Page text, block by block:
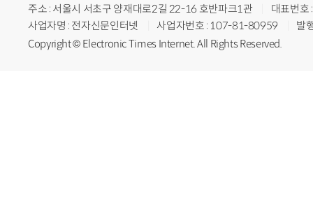
주소 : 서울시 서초구 양재대로2길 22-16 호반파크1관
대표번
사업자명 : 전자신문인터넷
사업자번호 : 107-81-80959
발
Copyright © Electronic Times Internet. All Rights Reserved.